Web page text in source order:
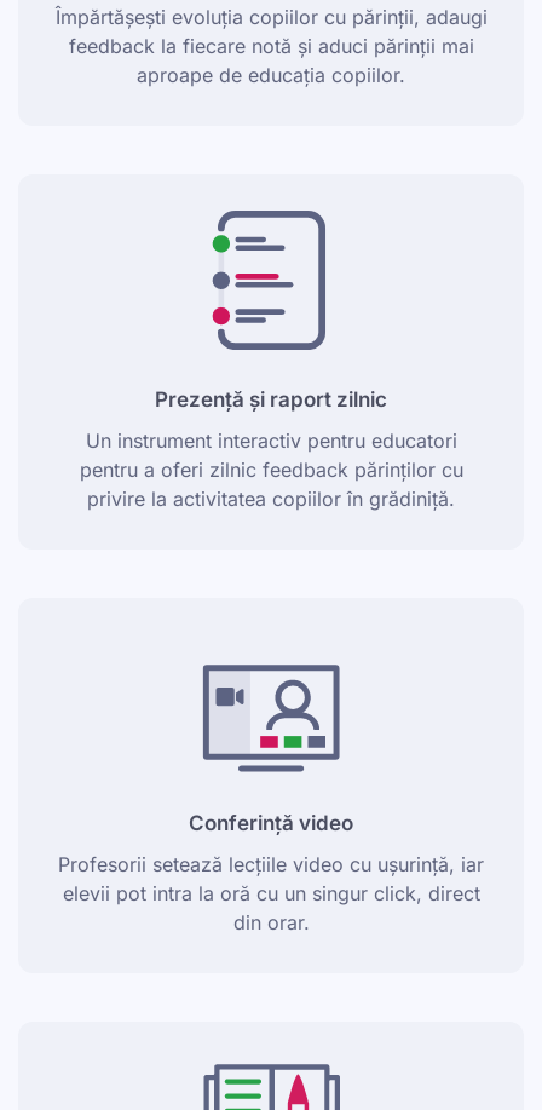
Împărtășești evoluția copiilor cu părinții, adaugi
feedback la fiecare notă și aduci părinții mai
aproape de educația copiilor.
Prezență și raport zilnic
Un instrument interactiv pentru educatori
pentru a oferi zilnic feedback părinților cu
privire la activitatea copiilor în grădiniță.
Conferință video
Profesorii setează lecțiile video cu ușurință, iar
elevii pot intra la oră cu un singur click, direct
din orar.